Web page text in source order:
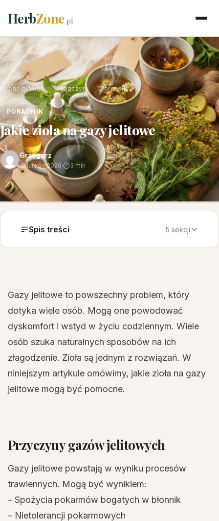
HerbZone.pl
Strona główna › Magazyn › Poradnik
PORADNIK
Jakie zioła na gazy jelitowe
Grzegorz
15 lutego 2026· 3 min
Spis treści 5 sekcji
Gazy jelitowe to powszechny problem, który
dotyka wiele osób. Mogą one powodować
dyskomfort i wstyd w życiu codziennym. Wiele
osób szuka naturalnych sposobów na ich
złagodzenie. Zioła są jednym z rozwiązań. W
niniejszym artykule omówimy, jakie zioła na gazy
jelitowe mogą być pomocne.
Przyczyny gazów jelitowych
Gazy jelitowe powstają w wyniku procesów
trawiennych. Mogą być wynikiem:
– Spożycia pokarmów bogatych w błonnik
– Nietolerancji pokarmowych